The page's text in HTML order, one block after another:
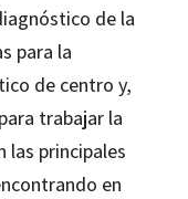
de la
para la
de centro y,
trabajar la
las principales
en